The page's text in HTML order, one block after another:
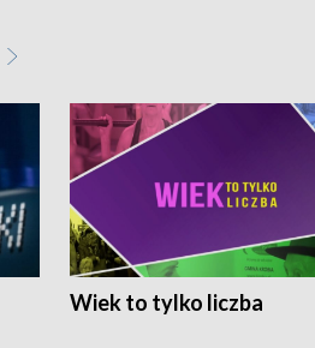
Wiek to tylko liczba